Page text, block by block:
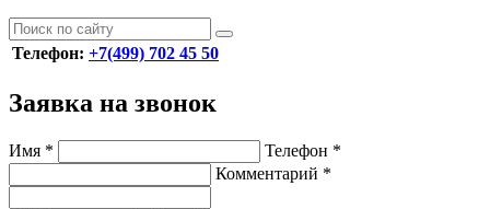
Телефон: +7(499) 702 45 50
Заявка на звонок
Имя * Телефон *
Комментарий *